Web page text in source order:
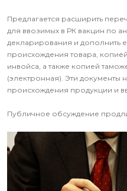
Предлагается расширить
для ввозимых в РК вакцин по
декларирования и дополнить
происхождения товара,
инвойса, а также копией
(электронная). Эти
происхождения продукции и
Публичное обсуждение